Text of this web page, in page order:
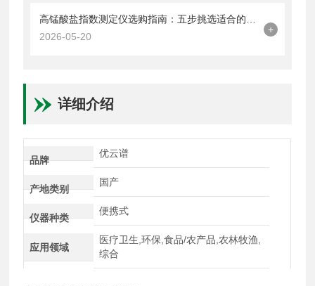
高锰酸盐指数测定仪选购指南：五步挑选适合的检测方案
2026-05-20
+
详细介绍
品牌
优云谱
产地类别
国产
仪器种类
便携式
应用领域
医疗卫生,环保,食品/农产品,农林牧渔,
综合